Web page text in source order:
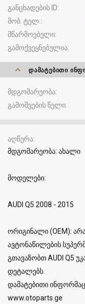
განცხადების ID
მობ. ტელ.
მწარმოებელი
გამოქვეყნებულია
ᲓᲐᲛᲐᲢᲔᲑᲘᲗᲘ
მდგომარეობა
გამოშვების წელი
აღწერა
მდგომარეობა: ახალი
მოდელები:
AUDI Q5 2008 - 2015
ორიგინალი (OEM):
ავტონაწილების
გთავაზობთ AUDI Q5
დეტალებს.
დამატებითი
www.otoparts.ge